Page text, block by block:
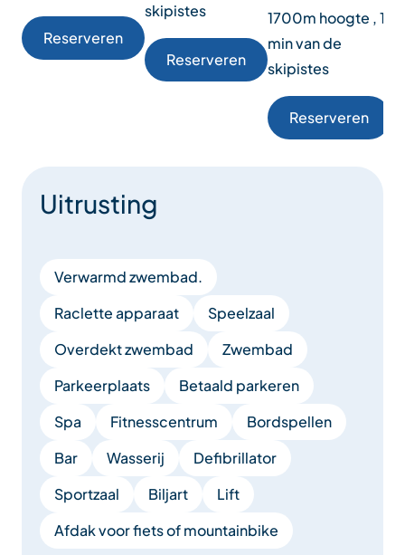
Reserveren
skipistes
Reserveren
1700m hoogte , 1
min van de
skipistes
Reserveren
Uitrusting
Verwarmd zwembad.
Raclette apparaat
Speelzaal
Overdekt zwembad
Zwembad
Parkeerplaats
Betaald parkeren
Spa
Fitnesscentrum
Bordspellen
Bar
Wasserij
Defibrillator
Sportzaal
Biljart
Lift
Afdak voor fiets of mountainbike